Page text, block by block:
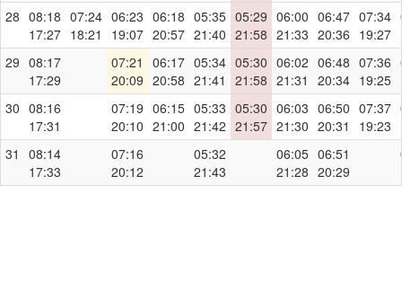
28 08:18
17:27
07:24
18:21
06:23
19:07
06:18
20:57
05:35
21:40
05:29
21:58
06:00
21:33
06:47
20:36
07:34
19:27
29 08:17
17:29
07:21
20:09
06:17
20:58
05:34
21:41
05:30
21:58
06:02
21:31
06:48
20:34
07:36
19:25
30 08:16
17:31
07:19
20:10
06:15
21:00
05:33
21:42
05:30
21:57
06:03
21:30
06:50
20:31
07:37
19:23
31
08:14
17:33
07:16
20:12
05:32
21:43
06:05
21:28
06:51
20:29